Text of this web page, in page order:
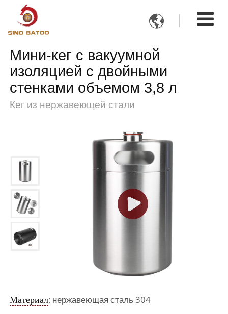

Мини-кег с вакуумной
изоляцией с двойными
стенками объемом 3,8 л
Кег из нержавеющей стали
Материал: нержавеющая сталь 304